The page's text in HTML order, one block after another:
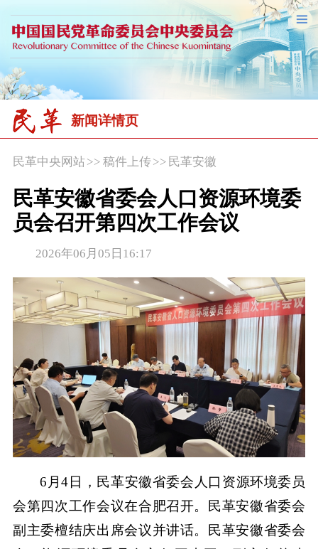
新闻详情页
民革中央网站>> 稿件上传 >> 民革安徽
民革安徽省委会人口资源环境委
员会召开第四次工作会议
2026年06月05日16:17
6月4日，民革安徽省委会人口资源环境委员
会第四次工作会议在合肥召开。民革安徽省委会
副主委檀结庆出席会议并讲话。民革安徽省委会